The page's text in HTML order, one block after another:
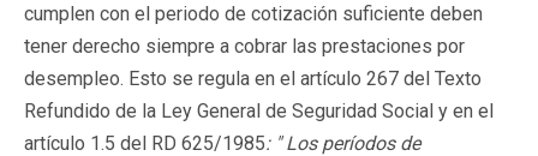
cumplen con el periodo de cotización suficiente deben
tener derecho siempre a cobrar las prestaciones por
desempleo. Esto se regula en el artículo 267 del Texto
Refundido de la Ley General de Seguridad Social y en el
artículo 1.5 del RD 625/1985: " Los períodos de